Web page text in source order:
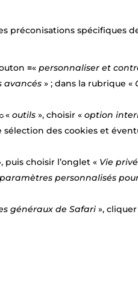
préconisations spécifiques
≡«personnaliser et
avancés» ; dans la rubrique «
outils», choisir «option
des cookies et
puis choisir l’onglet « Vie
personnalisés
généraux de Safari»,